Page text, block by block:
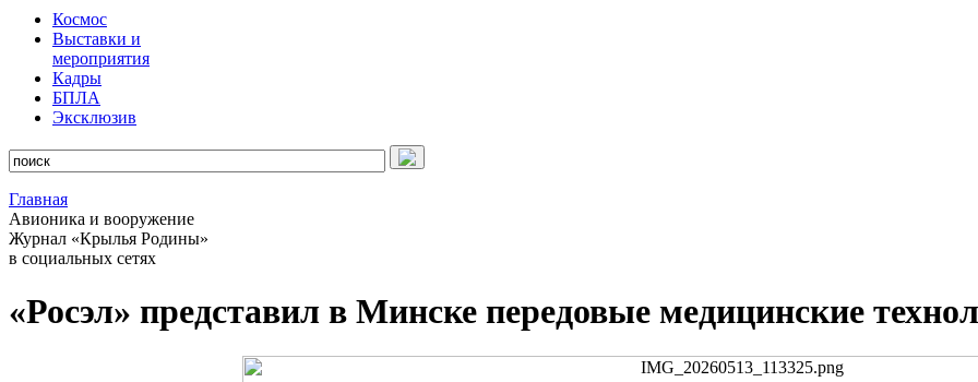
Космос
Выставки и
мероприятия
Кадры
БПЛА
Эксклюзив
Главная
Авионика и вооружение
Журнал «Крылья Родины»
в социальных сетях
«Росэл» представил в Минске передовые медицинские